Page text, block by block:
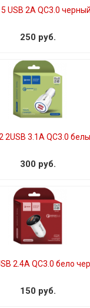
USB 2A QC3.0
250 руб.
2USB 3.1A QC3.0
300 руб.
2.4A QC3.0 бело
150 руб.